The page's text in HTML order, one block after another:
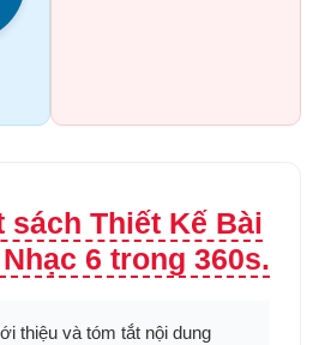
sách Thiết Kế Bài
6 trong 360s.
thiệu và tóm tắt nội dung